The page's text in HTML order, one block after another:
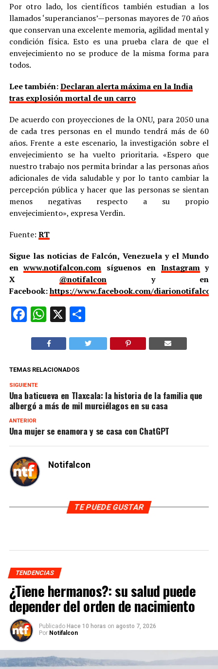
Por otro lado, los científicos también estudian a los
llamados ‘superancianos’—personas mayores de 70 años
que conservan una excelente memoria, agilidad mental y
condición física. Esto es una prueba clara de que el
envejecimiento no se produce de la misma forma para
todos.
Lee también:Declaran alerta máxima en la India
tras explosión mortal de un carro
De acuerdo con proyecciones de la ONU, para 2050 una
de cada tres personas en el mundo tendrá más de 60
años. Frente a este escenario, la investigación sobre el
envejecimiento se ha vuelto prioritaria. «Espero que
nuestro trabajo nos permita brindar a las personas años
adicionales de vida saludable y por lo tanto cambiar la
percepción pública y hacer que las personas se sientan
menos negativas respecto a su propio
envejecimiento», expresa Verdin.
Fuente: RT
Sigue las noticias de Falcón, Venezuela y el Mundo
enwww.notifalcon.com síguenos en Instagramy
X @notifalcon y en
Facebook:https://www.facebook.com/
Facebook
WhatsApp
X Compartir
TEMAS RELACIONADOS
SIGUIENTE
Una baticueva en Tlaxcala: la historia de la familia que
albergó a más de mil murciélagos en su casa
ANTERIOR
Una mujer se enamora y se casa con ChatGPT
Notifalcon
TE PUEDE GUSTAR
TENDENCIAS
¿Tiene hermanos?: su salud puede
depender del orden de nacimiento
Publicado Hace 10 horas on agosto 7, 2026
Por Notifalcon